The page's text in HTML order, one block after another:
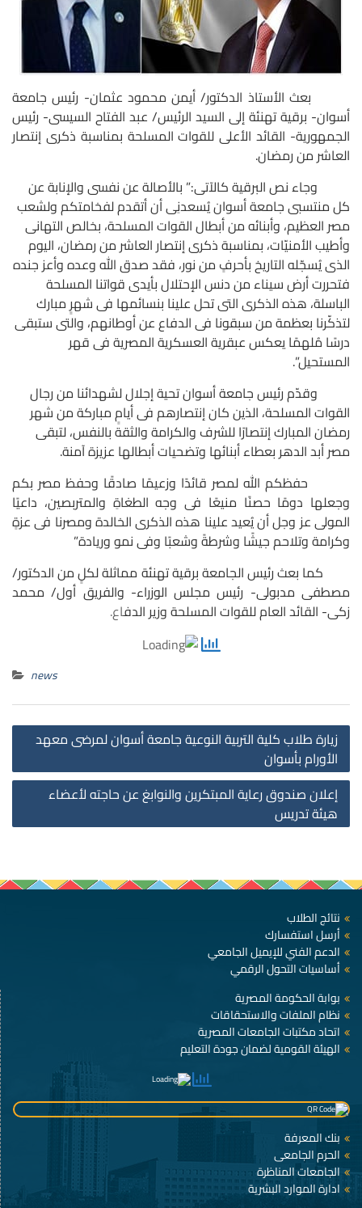
بعث الأستاذ الدكتور/ أيمن محمود عثمان- رئيس جامعة
أسوان- برقية تهنئة إلى السيد الرئيس/ عبد الفتاح السيسى- رئيس
الجمهورية- القائد الأعلى للقوات المسلحة بمناسبة ذكرى إنتصار
العاشر من رمضان.
وجاء نص البرقية كالآتى:” بالأصالة عن نفسى والإنابة عن
كل منتسبى جامعة أسوان يُسعدنِى أن أتقدم لفخامتكم ولشعب
مصر العظيم، وأبنائه من أبطال القوات المسلحة، بخالص التهانى
وأطيب الأمنيّات، بمناسبة ذكرى إنتصار العاشر من رمضان، اليوم
الذى يُسجّله التاريخ بأحرفٍ من نور، فقد صدق الله وعده وأعز جنده
فتحررت أرض ‏سيناء من دنس الإحتلال بأيدى قواتنا المسلحة
الباسلة، هذه الذكرى التى تحل علينا بنسائمها فى شهرٍ مبارك
لتذكّرنا بعظمة من سبقونا فى الدفاع عن أوطانهم، والتى ستبقى
درسًا مُلهمًا يعكس عبقرية العسكرية المصرية فى قهر
المستحيل”.
وقدّم رئيس جامعة أسوانتحية إجلال لشهدائنا من رجال
القوات المسلحة، الذين كان إنتصارهم فى ‏أيامٍ مباركة من شهر
رمضان المبارك إنتصارًا للشرف والكرامة والثقة بالنفس، لتبقى
مصر أبد الدهر بعطاء أبنائها وتضحيات أبطالها عزيزة آمنة.
حفظكم الله لمصر قائدًا وزعيمًا صادقًا وحفظ مصر بكم
وجعلها دومًا حصنًا منيعًا فى وجه الطغاةِ والمتربصين، داعيًا
المولى عز وجل أن يُعيد علينا هذه الذكرى الخالدة ومصرنا فى عزةٍ
وكرامة وتلاحم جيشًا وشرطةً وشعبًا وفى نمو وريادة”
كما بعث رئيس الجامعة برقية تهنئة مماثلة لكلٍ من الدكتور/
مصطفى مدبولى- رئيس مجلس الوزراء- والفريق أول/ محمد
زكى- القائد العام للقوات المسلحة وزير الدفاع.
news
زيارة طلاب كلية التربية النوعية جامعة أسوان لمرضى معهد
الأورام بأسوان
إعلان صندوق رعاية المبتكرين والنوابغ عن حاجته لأعضاء
هيئة تدريس
نتائج الطلاب
أرسل استفسارك
الدعم الفني للإيميل الجامعي
أساسيات التحول الرقمي
بوابة الحكومة المصرية
نظام الملفات والاستحقاقات
اتحاد مكتبات الجامعات المصرية
الهيئة القومية لضمان جودة التعليم
بنك المعرفة
الحرم الجامعى
الجامعات المناظرة
ادارة الموارد البشرية